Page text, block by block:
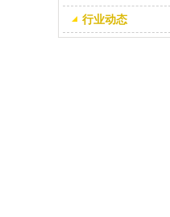
行业动态